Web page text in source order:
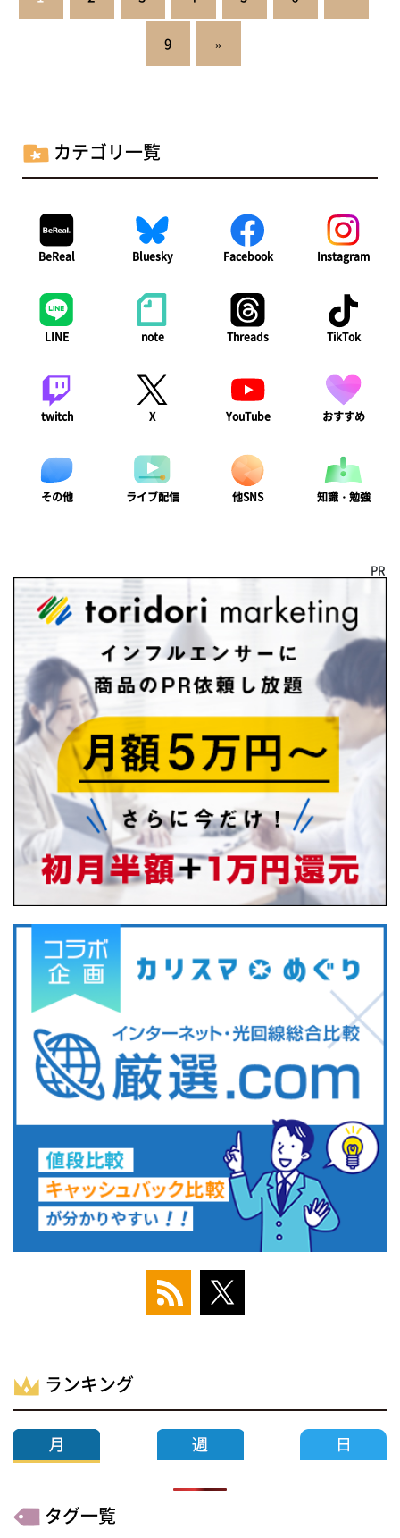
稿
ジ
送
り
9 »
カテゴリ一覧
BeReal Bluesky Facebook Instagram
LINE note Threads TikTok
twitch X YouTube おすすめ
その他 ライブ配信 他SNS 知識・勉強
PR
ランキング
タグ一覧